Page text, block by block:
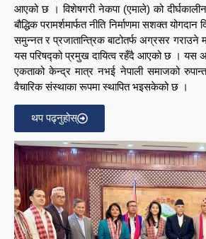
आएको छ । विशेषगरी नेकपा (एमाले) को दीर्घकालीन
बौद्धिक परामर्शमार्फत नीति निर्माणमा सशक्त
समुन्नत र प्रजातान्त्रिक बाटोतर्फ अग्रसर गराउने
यस परिषद्को प्रमुख दायित्व रहँदै आएको छ । यस
एकताको केन्द्र मात्र नभई नेपाली समाजको
वैचारिक संस्थाका रूपमा स्थापित भइसकेको छ ।
थप पढ्नुहोस्